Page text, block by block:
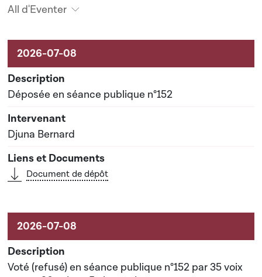
All d'Eventer
Aktivitéiten um Dossier
Déposée en séance publique n°152
Djuna Bernard
Document de dépôt
Voté (refusé) en séance publique n°152 par 35 voix